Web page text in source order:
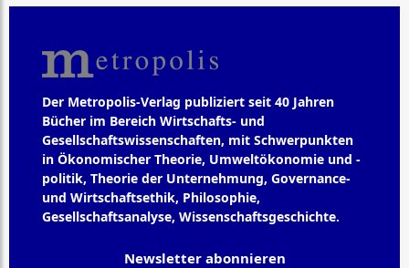
Der Metropolis-Verlag publiziert seit 40 Jahren
Bücher im Bereich Wirtschafts- und
Gesellschaftswissenschaften, mit Schwerpunkten
in Ökonomischer Theorie, Umweltökonomie und -
politik, Theorie der Unternehmung, Governance-
und Wirtschaftsethik, Philosophie,
Gesellschaftsanalyse, Wissenschaftsgeschichte.
Newsletter abonnieren